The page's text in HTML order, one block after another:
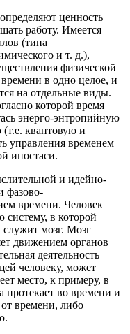
ценность
работу. Имеется
(типа
и т. д.),
физической
в одно целое, и
на отдельные виды.
которой время
энерго-энтропийную
квантовую и
управления временем
ипостаси.
и идейно-
фазово-
времени. Человек
систему, в которой
служит мозг. Мозг
движением органов
деятельность
человеку, может
место, к примеру, в
протекает во времени и
от времени, либо